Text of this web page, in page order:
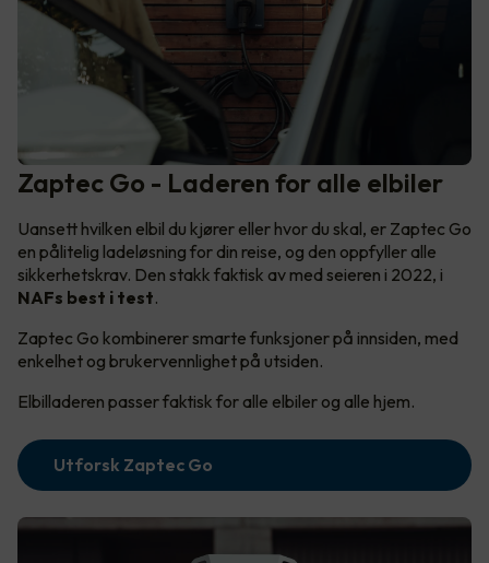
Zaptec Go - Laderen for alle elbiler
Uansett hvilken elbil du kjører eller hvor du skal, er Zaptec Go
en pålitelig ladeløsning for din reise, og den oppfyller alle
sikkerhetskrav. Den stakk faktisk av med seieren i 2022, i
NAFs best i test.
Zaptec Go kombinerer smarte funksjoner på innsiden, med
enkelhet og brukervennlighet på utsiden.
Elbilladeren passer faktisk for alle elbiler og alle hjem.
Utforsk Zaptec Go